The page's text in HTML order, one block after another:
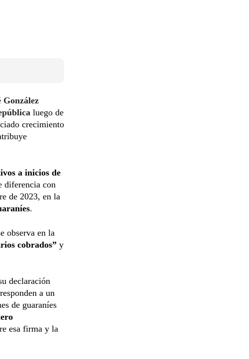
González
luego de
crecimiento
a inicios de
diferencia con
de 2023, en la
.
observa en la
cobrados” y
declaración
a un
de guaraníes
esa firma y la